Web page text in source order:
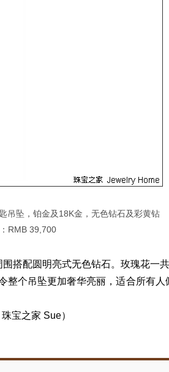
吊坠，铂金及18K金，无色钻石及彩黄钻
RMB 39,700
搭配圆明亮式无色钻石。玫瑰花一
整个吊坠更加奢华亮丽，适合所有人
宝之家 Sue）